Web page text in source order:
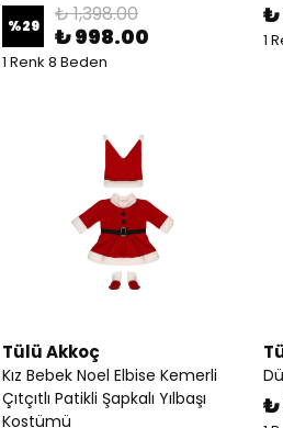
%29 ₺ 1,398.00
₺ 998.00
1 Renk 8 Beden
₺
1
Tülü Akkoç
Kız Bebek Noel Elbise Kemerli
Çıtçıtlı Patikli Şapkalı Yılbaşı
Kostümü
₺